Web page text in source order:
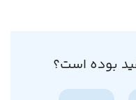
بوده است؟